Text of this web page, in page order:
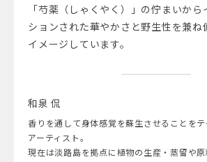
「芍薬（しゃくやく）」の佇まいか
ションされた華やかさと野生性を兼ね
イメージしています。
和泉 侃
香りを通して身体感覚を蘇生させることを
アーティスト。
現在は淡路島を拠点に植物の生産・蒸留や